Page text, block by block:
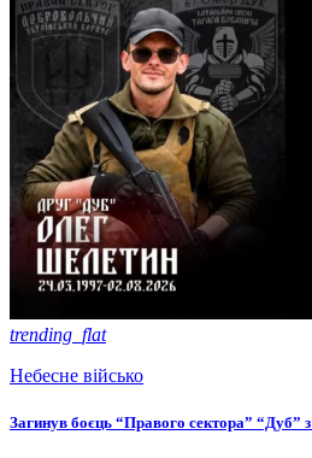
trending_flat
Небесне військо
Загинув боєць “Правого сектора” “Дуб”